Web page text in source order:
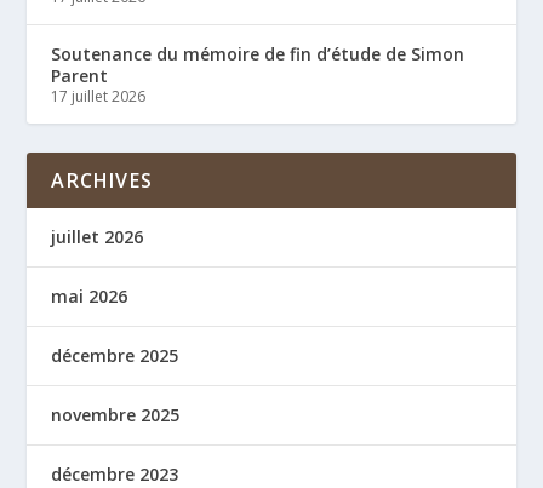
Soutenance du mémoire de fin d’étude de Simon
Parent
17 juillet 2026
ARCHIVES
juillet 2026
mai 2026
décembre 2025
novembre 2025
décembre 2023